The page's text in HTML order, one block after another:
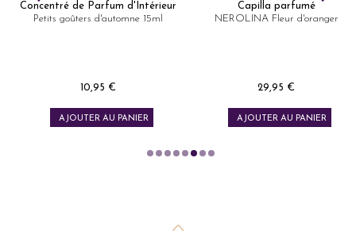
de Parfum d'Intérieur
goûters d'automne 15ml
AJOUTER AU PANIER
Capilla parfumé
NEROLINA Fleur d'oranger
AJOUTER AU PANIER